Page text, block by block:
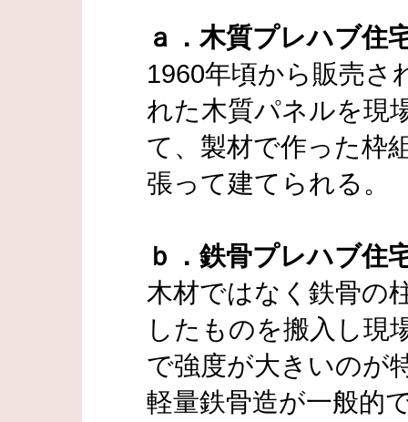
ａ．木質プレハブ住
1960年頃から販売さ
れた木質パネルを現
て、製材で作った枠
張って建てられる。
ｂ．鉄骨プレハブ住
木材ではなく鉄骨の
したものを搬入し現
で強度が大きいのが
軽量鉄骨造が一般的